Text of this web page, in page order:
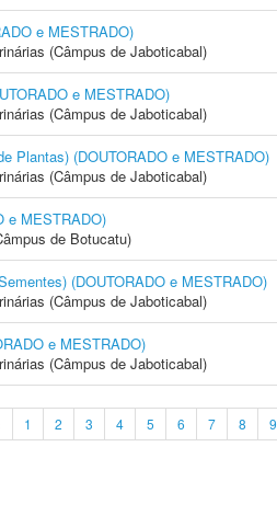
e MESTRADO)
(Câmpus de Jaboticabal)
e MESTRADO)
(Câmpus de Jaboticabal)
Plantas) (DOUTORADO e MESTRADO)
(Câmpus de Jaboticabal)
e MESTRADO)
de Botucatu)
(DOUTORADO e MESTRADO)
(Câmpus de Jaboticabal)
e MESTRADO)
(Câmpus de Jaboticabal)
1 2 3 4 5 6 7 8 9